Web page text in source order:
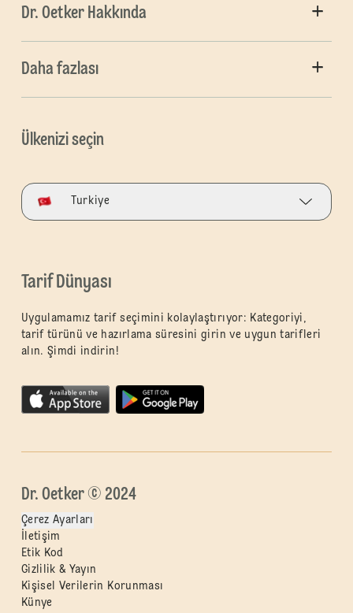
Dr. Oetker Hakkında
Daha fazlası
Ülkenizi seçin
Turkiye
Tarif Dünyası
Uygulamamız tarif seçimini kolaylaştırıyor: Kategoriyi,
tarif türünü ve hazırlama süresini girin ve uygun tarifleri
alın. Şimdi indirin!
Dr. Oetker © 2024
Çerez Ayarları
İletişim
Etik Kod
Gizlilik & Yayın
Kişisel Verilerin Korunması
Künye